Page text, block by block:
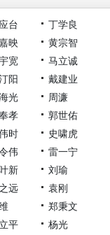
台
丁学良
映
黄宗智
宽
马立诚
阳
戴建业
光
周濂
孝
郭世佑
时
史啸虎
伟
雷一宁
新
刘瑜
远
袁刚
郑秉文
平 杨光